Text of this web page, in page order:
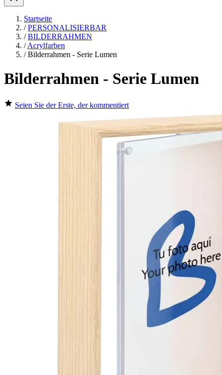
Startseite
/ PERSONALISIERBAR
/ BILDERRAHMEN
/ Acrylfarben
/ Bilderrahmen - Serie Lumen
Bilderrahmen - Serie Lumen
Seien Sie der Erste, der kommentiert